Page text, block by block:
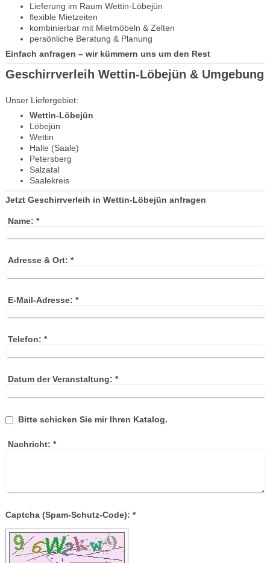
Lieferung im Raum Wettin-Löbejün
flexible Mietzeiten
kombinierbar mit Mietmöbeln & Zelten
persönliche Beratung & Planung
Einfach anfragen – wir kümmern uns um den Rest
Geschirrverleih Wettin-Löbejün & Umgebung
Unser Liefergebiet:
Wettin-Löbejün
Löbejün
Wettin
Halle (Saale)
Petersberg
Salzatal
Saalekreis
Jetzt Geschirrverleih in Wettin-Löbejün anfragen
Name: *
Adresse & Ort: *
E-Mail-Adresse: *
Telefon: *
Datum der Veranstaltung: *
Bitte schicken Sie mir Ihren Katalog.
Nachricht: *
Captcha (Spam-Schutz-Code): *